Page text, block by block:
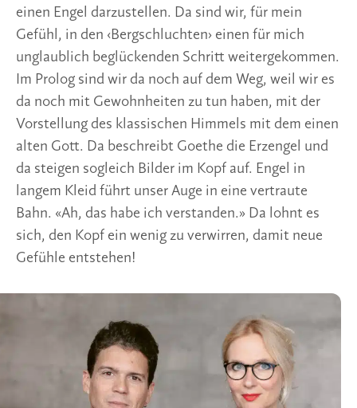
einen Engel darzustellen. Da sind wir, für mein
Gefühl, in den ‹Bergschluchten› einen für mich
unglaublich beglückenden Schritt weitergekommen.
Im Prolog sind wir da noch auf dem Weg, weil wir es
da noch mit Gewohnheiten zu tun haben, mit der
Vorstellung des klassischen Himmels mit dem einen
alten Gott. Da beschreibt Goethe die Erzengel und
da steigen sogleich Bilder im Kopf auf. Engel in
langem Kleid führt unser Auge in eine vertraute
Bahn. «Ah, das habe ich verstanden.» Da lohnt es
sich, den Kopf ein wenig zu verwirren, damit neue
Gefühle entstehen!